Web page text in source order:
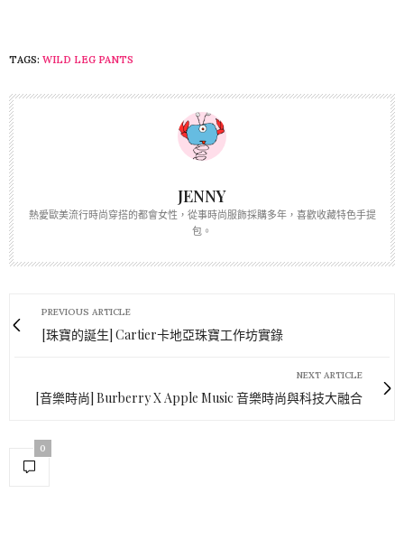
TAGS: WILD LEG PANTS
JENNY
熱愛歐美流行時尚穿搭的都會女性，從事時尚服飾採購多年，喜歡收藏特色手提
包。
PREVIOUS ARTICLE
[珠寶的誕生] Cartier卡地亞珠寶工作坊實錄
NEXT ARTICLE
[音樂時尚] Burberry X Apple Music 音樂時尚與科技大融合
0